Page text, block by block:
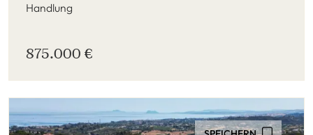
Handlung
875.000 €